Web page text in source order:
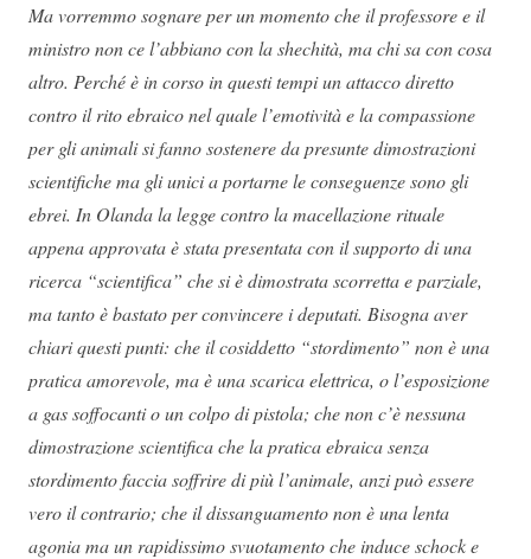
Ma vorremmo sognare per un momento che il professore e il
ministro non ce l’abbiano con la shechità, ma chi sa con cosa
altro. Perché è in corso in questi tempi un attacco diretto
contro il rito ebraico nel quale l’emotività e la compassione
per gli animali si fanno sostenere da presunte dimostrazioni
scientifiche ma gli unici a portarne le conseguenze sono gli
ebrei. In Olanda la legge contro la macellazione rituale
appena approvata è stata presentata con il supporto di una
ricerca “scientifica” che si è dimostrata scorretta e parziale,
ma tanto è bastato per convincere i deputati. Bisogna aver
chiari questi punti: che il cosiddetto “stordimento” non è una
pratica amorevole, ma è una scarica elettrica, o l’esposizione
a gas soffocanti o un colpo di pistola; che non c’è nessuna
dimostrazione scientifica che la pratica ebraica senza
stordimento faccia soffrire di più l’animale, anzi può essere
vero il contrario; che il dissanguamento non è una lenta
agonia ma un rapidissimo svuotamento che induce schock e